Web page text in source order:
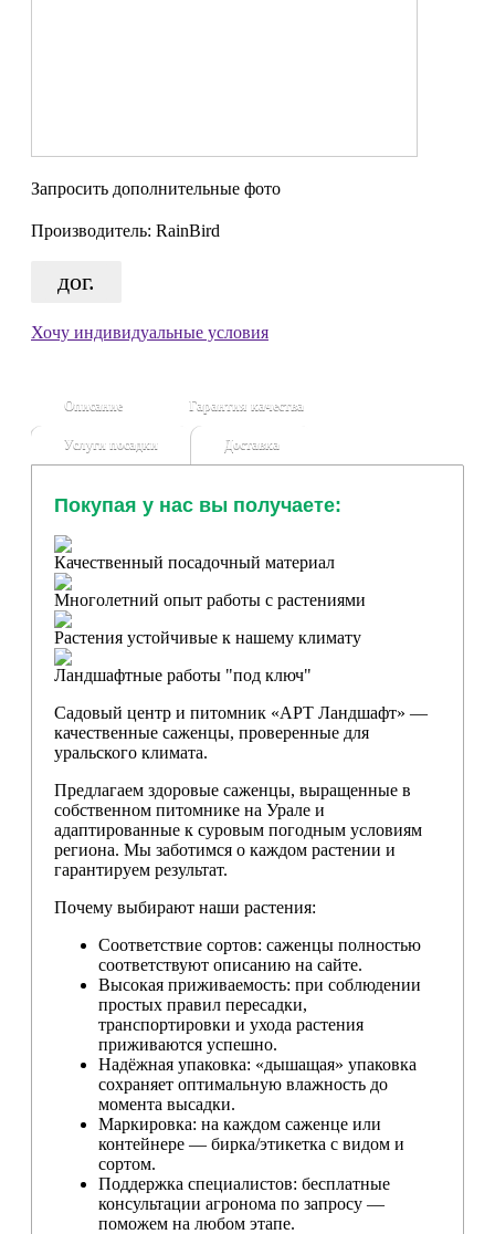
Запросить дополнительные фото
Производитель: RainBird
дог.
Хочу индивидуальные условия
Описание Гарантия качества
Услуги посадки Доставка
Покупая у нас вы получаете:
Качественный посадочный материал
Многолетний опыт работы с растениями
Растения устойчивые к нашему климату
Ландшафтные работы "под ключ"
Садовый центр и питомник «АРТ Ландшафт» —
качественные саженцы, проверенные для
уральского климата.
Предлагаем здоровые саженцы, выращенные в
собственном питомнике на Урале и
адаптированные к суровым погодным условиям
региона. Мы заботимся о каждом растении и
гарантируем результат.
Почему выбирают наши растения:
Соответствие сортов: саженцы полностью
соответствуют описанию на сайте.
Высокая приживаемость: при соблюдении
простых правил пересадки,
транспортировки и ухода растения
приживаются успешно.
Надёжная упаковка: «дышащая» упаковка
сохраняет оптимальную влажность до
момента высадки.
Маркировка: на каждом саженце или
контейнере — бирка/этикетка с видом и
сортом.
Поддержка специалистов: бесплатные
консультации агронома по запросу —
поможем на любом этапе.